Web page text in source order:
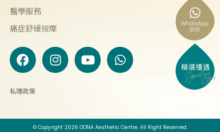
醫學服務
痛症舒緩按摩
F
a
c
e
I
n
s
r
Y
o
u
e
W
h
a
p
私隱政策
© Copyright 2026 OONA Aesthetic Centre. All Right Reserved.